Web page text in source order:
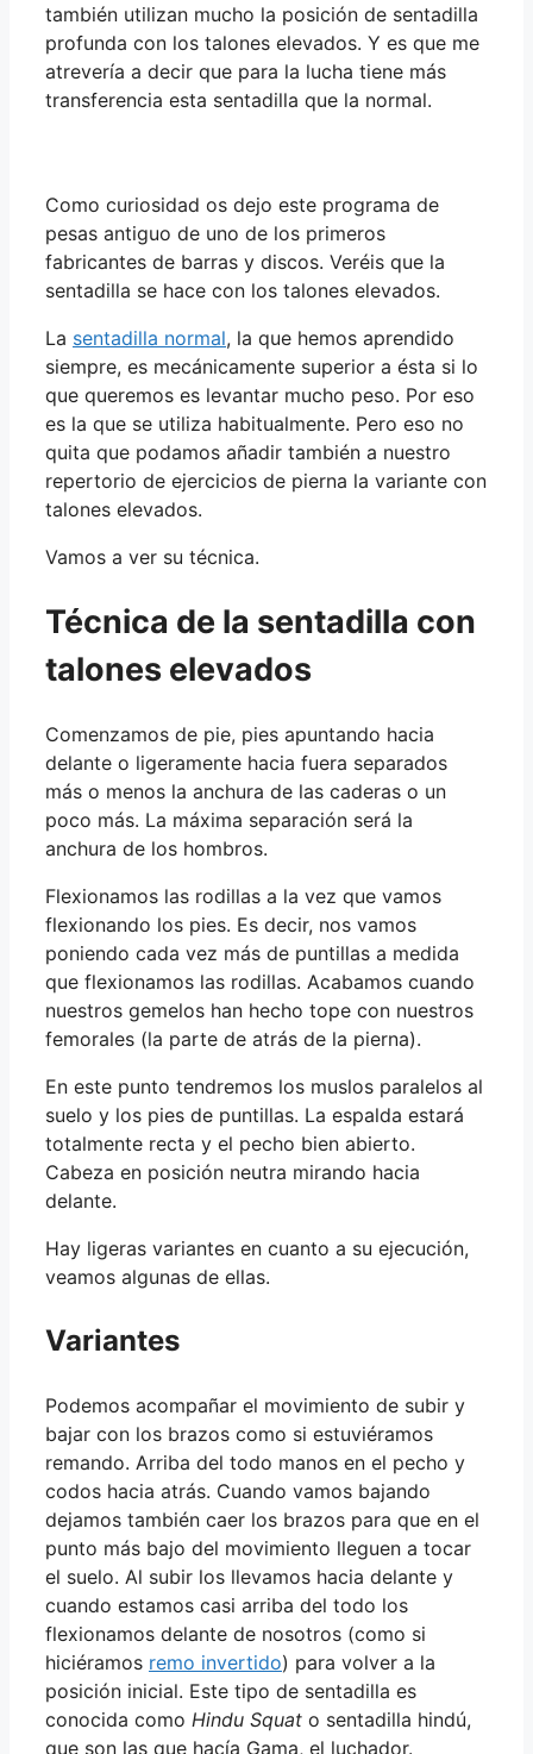
también utilizan mucho la posición de sentadilla
profunda con los talones elevados. Y es que me
atrevería a decir que para la lucha tiene más
transferencia esta sentadilla que la normal.
Como curiosidad os dejo este programa de
pesas antiguo de uno de los primeros
fabricantes de barras y discos. Veréis que la
sentadilla se hace con los talones elevados.
La sentadilla normal, la que hemos aprendido
siempre, es mecánicamente superior a ésta si lo
que queremos es levantar mucho peso. Por eso
es la que se utiliza habitualmente. Pero eso no
quita que podamos añadir también a nuestro
repertorio de ejercicios de pierna la variante con
talones elevados.
Vamos a ver su técnica.
Técnica de la sentadilla con
talones elevados
Comenzamos de pie, pies apuntando hacia
delante o ligeramente hacia fuera separados
más o menos la anchura de las caderas o un
poco más. La máxima separación será la
anchura de los hombros.
Flexionamos las rodillas a la vez que vamos
flexionando los pies. Es decir, nos vamos
poniendo cada vez más de puntillas a medida
que flexionamos las rodillas. Acabamos cuando
nuestros gemelos han hecho tope con nuestros
femorales (la parte de atrás de la pierna).
En este punto tendremos los muslos paralelos al
suelo y los pies de puntillas. La espalda estará
totalmente recta y el pecho bien abierto.
Cabeza en posición neutra mirando hacia
delante.
Hay ligeras variantes en cuanto a su ejecución,
veamos algunas de ellas.
Variantes
Podemos acompañar el movimiento de subir y
bajar con los brazos como si estuviéramos
remando. Arriba del todo manos en el pecho y
codos hacia atrás. Cuando vamos bajando
dejamos también caer los brazos para que en el
punto más bajo del movimiento lleguen a tocar
el suelo. Al subir los llevamos hacia delante y
cuando estamos casi arriba del todo los
flexionamos delante de nosotros (como si
hiciéramos remo invertido) para volver a la
posición inicial. Este tipo de sentadilla es
conocida como Hindu Squat o sentadilla hindú,
que son las que hacía Gama, el luchador.